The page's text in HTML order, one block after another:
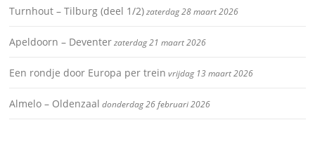
Turnhout – Tilburg (deel 1/2)zaterdag 28 maart 2026
Apeldoorn – Deventerzaterdag 21 maart 2026
Een rondje door Europa per trein vrijdag 13 maart 2026
Almelo – Oldenzaal donderdag 26 februari 2026